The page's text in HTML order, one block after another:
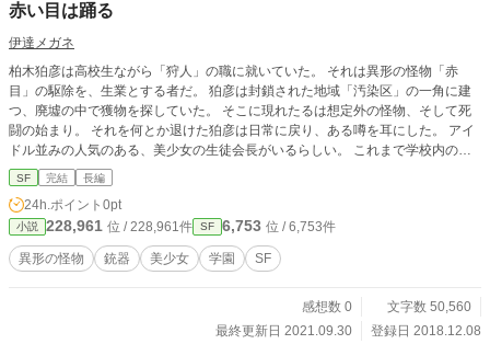
赤い目は踊る
伊達メガネ
柏木狛彦は高校生ながら「狩人」の職に就いていた。 それは異形の怪物「赤
目」の駆除を、生業とする者だ。 狛彦は封鎖された地域「汚染区」の一角に建
つ、廃墟の中で獲物を探していた。 そこに現れたるは想定外の怪物、そして死
闘の始まり。 それを何とか退けた狛彦は日常に戻り、ある噂を耳にした。 アイ
ドル並みの人気のある、美少女の生徒会長がいるらしい。 これまで学校内のこ
となどに興味はなかったが、少なからず関心を引かれた。 そんなある日、会社
に赴いた狛彦は新人の「狩人」を紹介される。 蜂須賀絹江、防護服越しでも分
かるスラリとした美少女だ。 この美少女が、自分に大きな影響を及ぼすことに
なるとは その時には、露程にも思わなかった。
SF 完結 長編
24h.ポイント 0pt
小説 228,961 位 / 228,961件 SF 6,753 位 / 6,753件
異形の怪物 銃器 美少女 学園 SF
感想数 0
文字数 50,560
最終更新日 2021.09.30
登録日 2018.12.08